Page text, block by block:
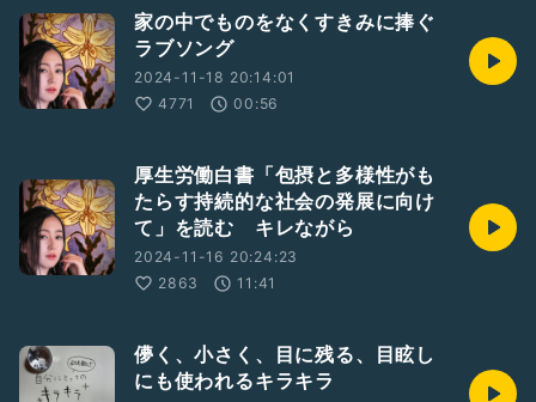
家の中でものをなくすきみに捧ぐ
ラブソング
2024-11-18 20:14:01
4771
00:56
厚生労働白書「包摂と多様性がも
たらす持続的な社会の発展に向け
て」を読む キレながら
2024-11-16 20:24:23
2863
11:41
儚く、小さく、目に残る、目眩し
にも使われるキラキラ